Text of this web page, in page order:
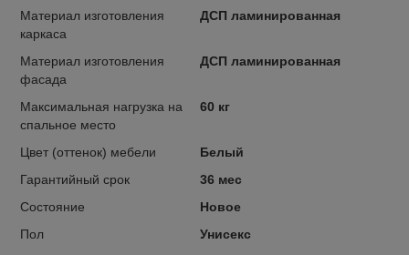
Материал изготовления
каркаса
ДСП ламинированная
Материал изготовления
фасада
ДСП ламинированная
Максимальная нагрузка на
спальное место
60 кг
Цвет (оттенок) мебели
Белый
Гарантийный срок
36 мес
Состояние
Новое
Пол
Унисекс